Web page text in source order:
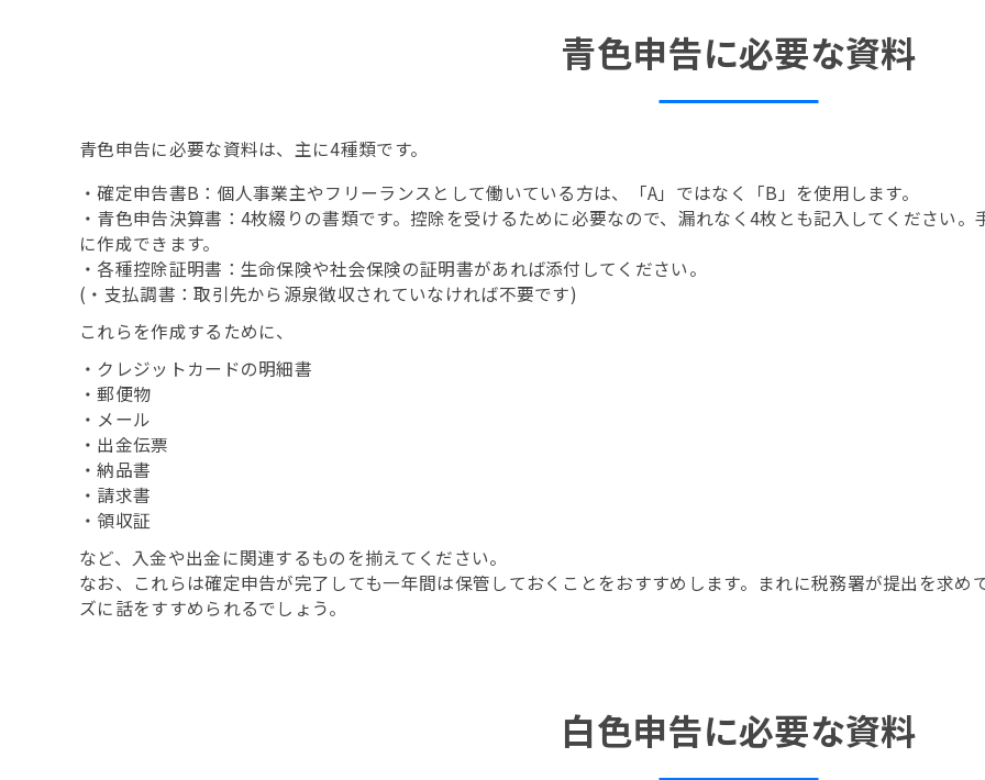
青色申告に必要な資料
青色申告に必要な資料は、主に4種類です。
・確定申告書B：個人事業主やフリーランスとして働いている方は、「A」ではなく「B」を使用します。
・青色申告決算書：4枚綴りの書類です。控除を受けるために必要なので、漏れなく4枚とも記入してください
に作成できます。
・各種控除証明書：生命保険や社会保険の証明書があれば添付してください。
(・支払調書：取引先から源泉徴収されていなければ不要です)
これらを作成するために、
・クレジットカードの明細書
・郵便物
・メール
・出金伝票
・納品書
・請求書
・領収証
など、入金や出金に関連するものを揃えてください。
なお、これらは確定申告が完了しても一年間は保管しておくことをおすすめします。まれに税務署が提出を求
ズに話をすすめられるでしょう。
白色申告に必要な資料